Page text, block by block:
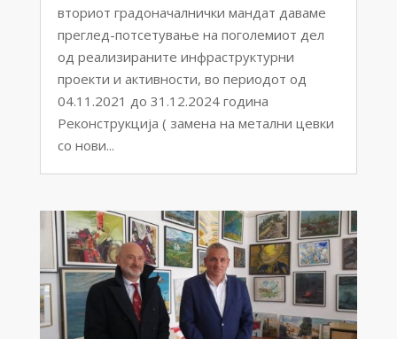
вториот градоначалнички мандат даваме
преглед-потсетување на поголемиот дел
од реализираните инфраструктурни
проекти и активности, во периодот од
04.11.2021 до 31.12.2024 година
Реконструкција ( замена на метални цевки
со нови...